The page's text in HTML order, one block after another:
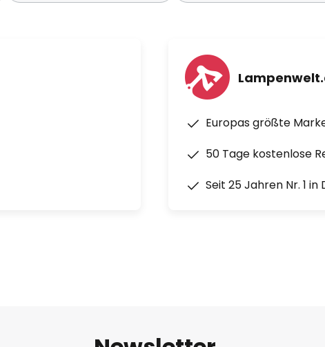
Europas größte
50 Tage kostenlose
Seit 25 Jahren Nr. 1